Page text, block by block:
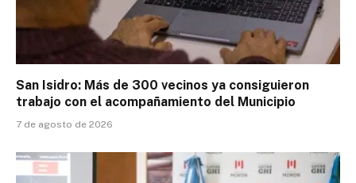
San Isidro: Más de 300 vecinos ya consiguieron
trabajo con el acompañamiento del Municipio
7 de agosto de 2026